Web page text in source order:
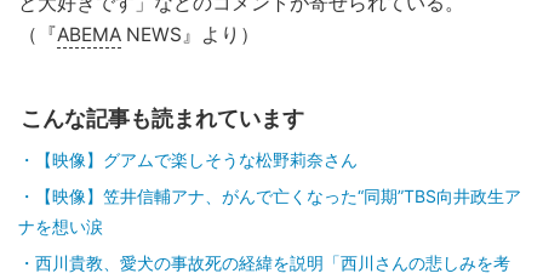
（『ABEMA NEWS』より）
こんな記事も読まれています
【映像】グアムで楽しそうな松野莉奈さん
【映像】笠井信輔アナ、がんで亡くなった“同期”TBS向井政生ア
ナを想い涙
西川貴教、愛犬の事故死の経緯を説明「西川さんの悲しみを考